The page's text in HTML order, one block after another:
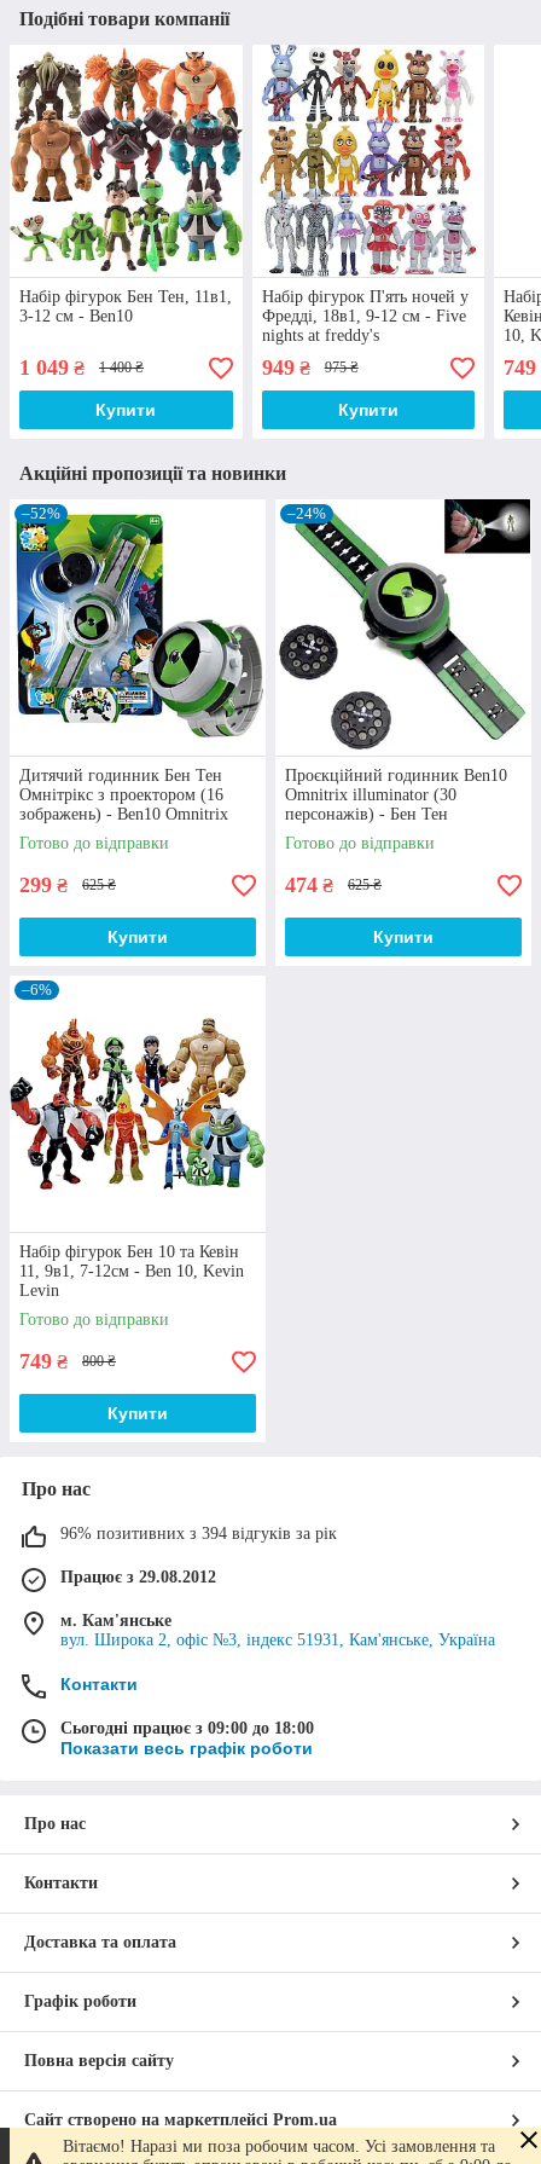
Подібні товари компанії
Набір фігурок Бен Тен, 11в1,
3-12 см - Ben10
1 049 ₴ 1 400 ₴
Купити
Набір фігурок П'ять ночей у
Фредді, 18в1, 9-12 см - Five
nights at freddy's
949₴ 975 ₴
Купити
10,
749
Акційні пропозиції та новинки
–52%
Дитячий годинник Бен Тен
Омнітрікс з проектором (16
зображень) - Ben10 Omnitrix
illuminator
Готово до відправки
299 ₴ 625 ₴
Купити
–24%
Проєкційний годинник Ben10
Omnitrix illuminator (30
персонажів) - Бен Тен
Омнітрікс з проєктором
Готово до відправки
474 ₴ 625 ₴
Купити
–6%
Набір фігурок Бен 10 та Кевін
11, 9в1, 7-12см - Ben 10, Kevin
Levin
Готово до відправки
749 ₴ 800 ₴
Купити
Про нас
96% позитивних з 394 відгуків за рік
Працює з 29.08.2012
м. Кам'янське
вул. Широка 2, офіс №3, індекс 51931, Кам'янське, Україна
Контакти
Сьогодні працює з 09:00 до 18:00
Показати весь графік роботи
Про нас
Контакти
Доставка та оплата
Графік роботи
Повна версія сайту
Сайт створено на маркетплейсі Prom.ua
Вітаємо! Наразі ми поза робочим часом. Усі замовлення та